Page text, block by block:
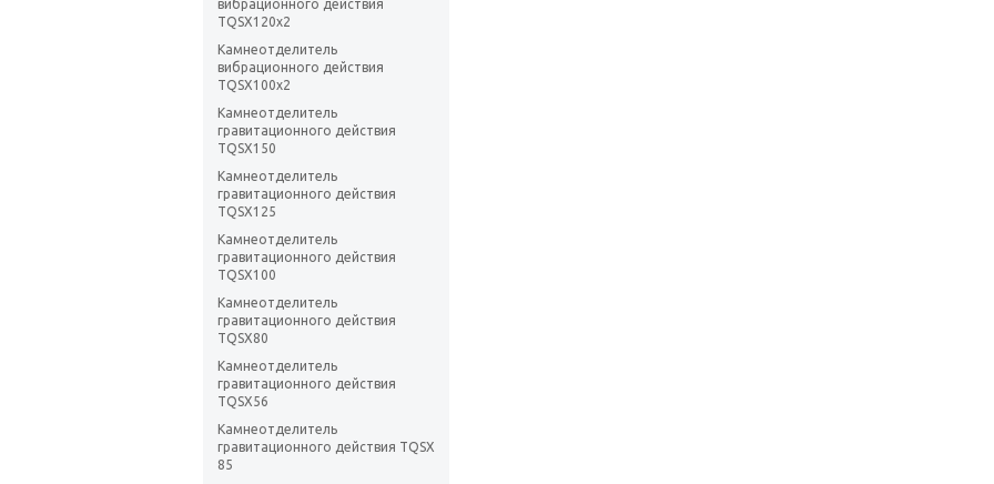
вибрационного действия
TQSX120х2
Камнеотделитель
вибрационного действия
TQSX100х2
Камнеотделитель
гравитационного действия
TQSX150
Камнеотделитель
гравитационного действия
TQSX125
Камнеотделитель
гравитационного действия
TQSX100
Камнеотделитель
гравитационного действия
TQSX80
Камнеотделитель
гравитационного действия
TQSX56
Камнеотделитель
гравитационного действия TQSX
85